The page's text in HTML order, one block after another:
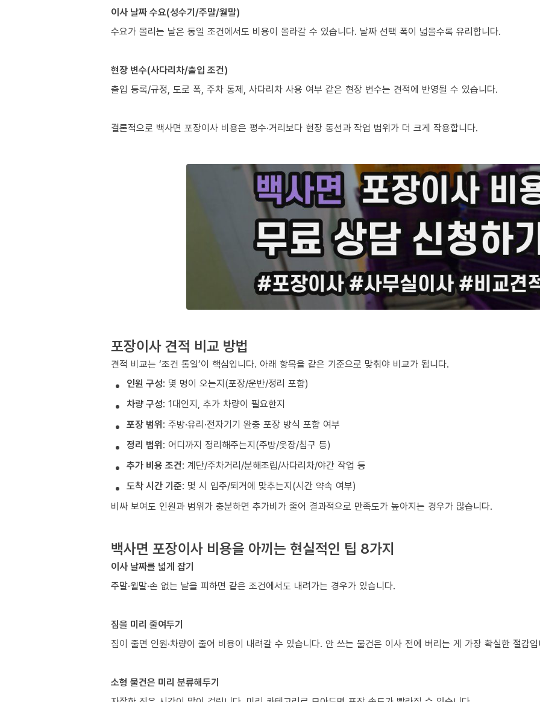
이사 날짜 수요(성수기/주말/월말)
수요가 몰리는 날은 동일 조건에서도 비용이 올라갈 수 있습니다. 날짜 선택 폭이 넓을수록 유리합니다.
현장 변수(사다리차/출입 조건)
출입 등록/규정, 도로 폭, 주차 통제, 사다리차 사용 여부 같은 현장 변수는 견적에 반영될 수 있습니다.
결론적으로 백사면 포장이사 비용은 평수·거리보다 현장 동선과 작업 범위가 더 크게 작용합니다.
포장이사 견적 비교 방법
견적 비교는 ‘조건 통일’이 핵심입니다. 아래 항목을 같은 기준으로 맞춰야 비교가 됩니다.
인원 구성: 몇 명이 오는지(포장/운반/정리 포함)
차량 구성: 1대인지, 추가 차량이 필요한지
포장 범위: 주방·유리·전자기기 완충 포장 방식 포함 여부
정리 범위: 어디까지 정리해주는지(주방/옷장/침구 등)
추가 비용 조건: 계단/주차거리/분해조립/사다리차/야간 작업 등
도착 시간 기준: 몇 시 입주/퇴거에 맞추는지(시간 약속 여부)
비싸 보여도 인원과 범위가 충분하면 추가비가 줄어 결과적으로 만족도가 높아지는 경우가 많습니다.
백사면 포장이사 비용을 아끼는 현실적인 팁 8가지
이사 날짜를 넓게 잡기
주말·월말·손 없는 날을 피하면 같은 조건에서도 내려가는 경우가 있습니다.
짐을 미리 줄여두기
짐이 줄면 인원·차량이 줄어 비용이 내려갈 수 있습니다. 안 쓰는 물건은 이사 전에 버리는 게 가장 확실한 절감
소형 물건은 미리 분류해두기